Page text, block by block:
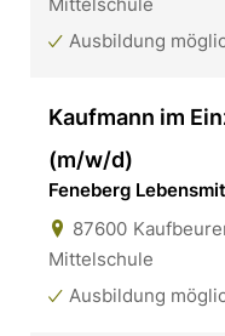
Ausbildung
Kaufmann im
(m/w/d)
Feneberg
87600
Mittelschule
Ausbildung